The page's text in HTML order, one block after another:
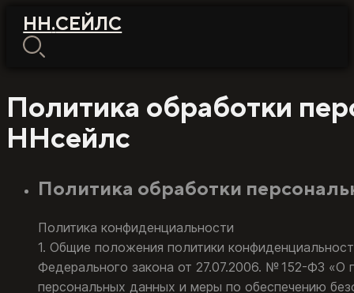
НН.СЕЙЛС
Политика обработки
ННсейлс
Политика обработки
Политика конфиденциальности
1. Общие положения политики конфиденциальностиНастоящая политика обработки персональных данных составлена в соответствии с требованиями Федерального закона от 27.07.2006. № 152-ФЗ «О персональных данных» (далее — Закон о персональных данных) и определяет порядок обработки персональных данных и меры по обеспечению безопасности персональных данных, предпринимаемые ИП Устимовым Ильей Сергеевичем (далее — Оператор).1.1. Оператор ставит своей важнейшей целью и условием осуществления своей деятельности соблюдение прав и свобод человека и гражданина при обработке его персональных данных, в том числе защиты прав на неприкосновенность частной жизни, личную и семейную тайну.1.2. Настоящая политика Оператора в отношении обработки персональных данных (далее — Политика) применяется ко всей информации, которую Оператор может получить о посетителях веб-сайта nnsales.ru. 2. Основные понятия, используемые в Политике2.1. Автоматизированная обработка персональных данных — обработка персональных данных с помощью средств вычислительной техники.2.2. Блокирование персональных данных — временное прекращение обработки персональных данных (за исключением случаев, если обработка необходима для уточнения персональных данных).2.3. Веб-сайт — совокупность графических и информационных материалов, а также программ для ЭВМ и баз данных, обеспечивающих их доступность в сети интернет по сетевому адресу nnsales.ru.2.4. Информационная система персональных данных — совокупность содержащихся в базах данных персональных данных и обеспечивающих их обработку информационных технологий и технических средств.2.5. Обезличивание персональных данных — действия, в результате которых невозможно определить без использования дополнительной информации принадлежность персональных данных конкретному Пользователю или иному субъекту персональных данных.2.6. Обработка персональных данных — любое действие (операция) или совокупность действий (операций), совершаемых с использованием средств автоматизации или без использования таких средств с персональными данными, включая сбор, запись, систематизацию, накопление, хранение, уточнение (обновление, изменение), извлечение, использование, передачу (распространение, предоставление, доступ), обезличивание, блокирование, удаление, уничтожение персональных данных.2.7. Оператор — государственный орган, муниципальный орган, юридическое или физическое лицо, самостоятельно или совместно с другими лицами организующие и/или осуществляющие обработку персональных данных, а также определяющие цели обработки персональных данных, состав персональных данных, подлежащих обработке, действия (операции), совершаемые с персональными данными.2.8. Персональные данные — любая информация, относящаяся прямо или косвенно к определенному или определяемому Пользователю веб-сайта nnsales.ru.2.9. Персональные данные, разрешенные субъектом персональных данных для распространения, — персональные данные, доступ неограниченного круга лиц к которым предоставлен субъектом персональных данных путем дачи согласия на обработку персональных данных, разрешенных субъектом персональных данных для распространения в порядке, предусмотренном Законом о персональных данных (далее — персональные данные, разрешенные для распространения).2.10. Пользователь — любой